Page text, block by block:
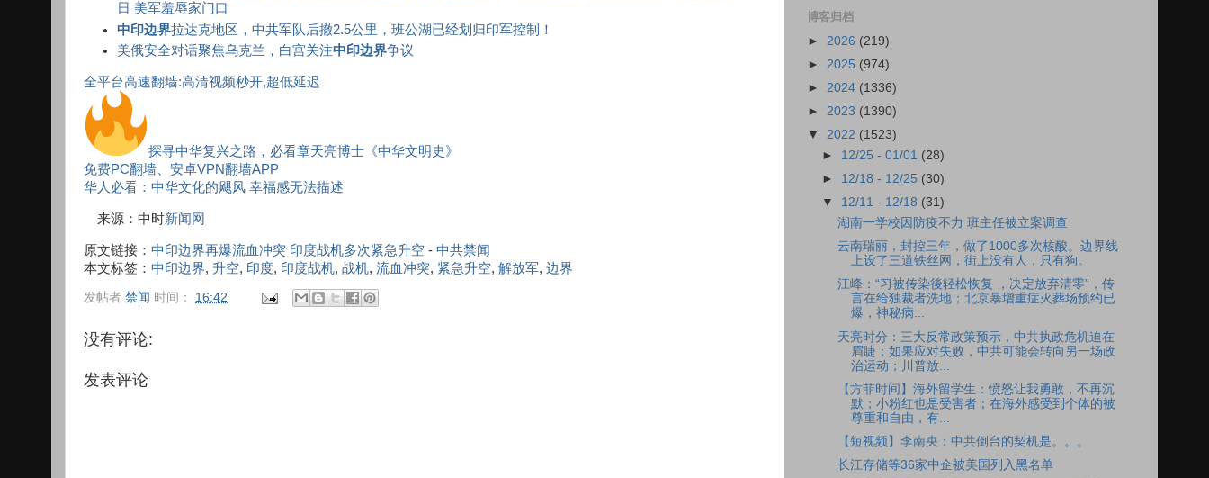
日 美军羞辱家门口
中印边界拉达克地区，中共军队后撤2.5公里，班公湖已经划归印军控制！
美俄安全对话聚焦乌克兰，白宫关注中印边界争议
全平台高速翻墙:高清视频秒开,超低延迟
探寻中华复兴之路，必看章天亮博士《中华文明史》
免费PC翻墙、安卓VPN翻墙APP
华人必看：中华文化的飓风 幸福感无法描述
来源：中时新闻网
原文链接： 中印边界再爆流血冲突 印度战机多次紧急升空 - 中共禁闻
本文标签： 中印边界, 升空, 印度, 印度战机, 战机, 流血冲突, 紧急升空, 解放军, 边界
发帖者 禁闻 时间： 16:42
没有评论:
发表评论
博客归档
► 2026 (219)
► 2025 (974)
► 2024 (1336)
► 2023 (1390)
▼ 2022 (1523)
► 12/25 - 01/01 (28)
► 12/18 - 12/25 (30)
▼ 12/11 - 12/18 (31)
湖南一学校因防疫不力 班主任被立案调查
云南瑞丽，封控三年，做了1000多次核酸。边界线
上设了三道铁丝网，街上没有人，只有狗。
江峰：“习被传染後轻松恢复 ，决定放弃清零”，传
言在给独裁者洗地；北京暴增重症火葬场预约已
爆，神秘病...
天亮时分：三大反常政策预示，中共执政危机迫在
眉睫；如果应对失败，中共可能会转向另一场政
治运动；川普放...
【方菲时间】海外留学生：愤怒让我勇敢，不再沉
默；小粉红也是受害者；在海外感受到个体的被
尊重和自由，有...
【短视频】李南央：中共倒台的契机是。。。
长江存储等36家中企被美国列入黑名单